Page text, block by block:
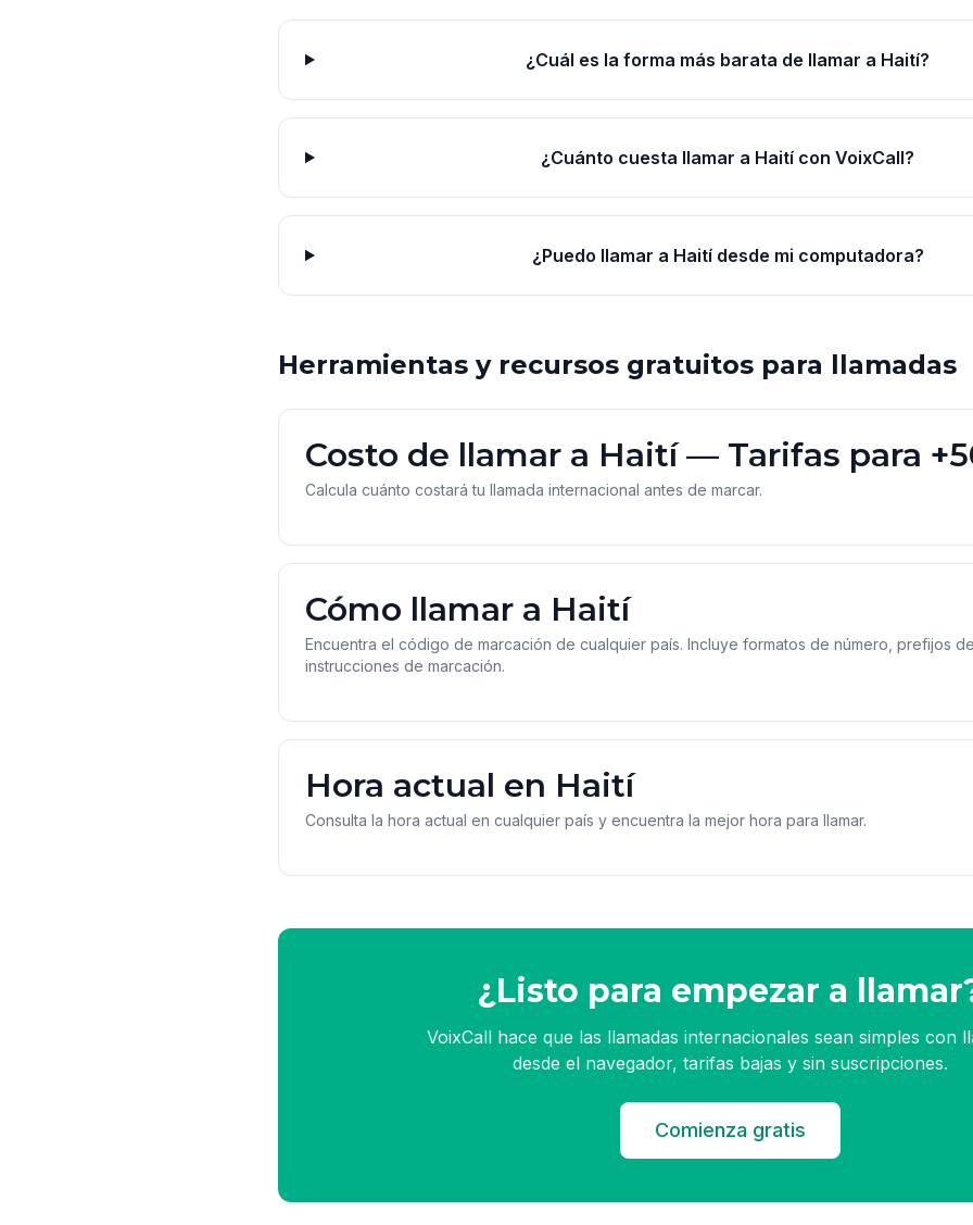
¿Cuál es la forma más barata de llamar a Haití?
¿Cuánto cuesta llamar a Haití con VoixCall?
¿Puedo llamar a Haití desde mi computadora?
Herramientas y recursos gratuitos para llamadas
Costo de llamar a Haití — Tarifas para
Calcula cuánto costará tu llamada internacional antes de marcar.
Cómo llamar a Haití
Encuentra el código de marcación de cualquier país. Incluye formatos de número, prefijos
instrucciones de marcación.
Hora actual en Haití
Consulta la hora actual en cualquier país y encuentra la mejor hora para llamar.
¿Listo para empezar a
VoixCall hace que las llamadas internacionales sean simples con
desde el navegador, tarifas bajas y sin suscripciones.
Comienza gratis